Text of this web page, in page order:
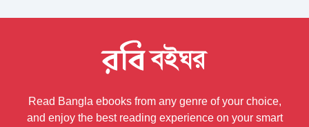
Read Bangla ebooks from any genre of your choice,
and enjoy the best reading experience on your smart